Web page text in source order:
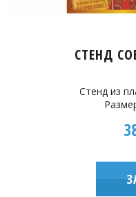
СТЕНД
Стенд из